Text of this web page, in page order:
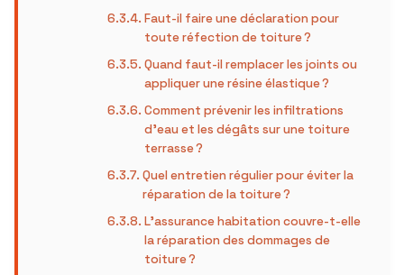
Faut-il faire une déclaration pour
toute réfection de toiture ?
Quand faut-il remplacer les joints ou
appliquer une résine élastique ?
Comment prévenir les infiltrations
d’eau et les dégâts sur une toiture
terrasse ?
Quel entretien régulier pour éviter la
réparation de la toiture ?
L’assurance habitation couvre-t-elle
la réparation des dommages de
toiture ?